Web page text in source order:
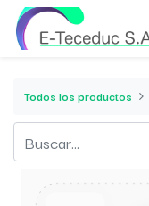
Todos los productos